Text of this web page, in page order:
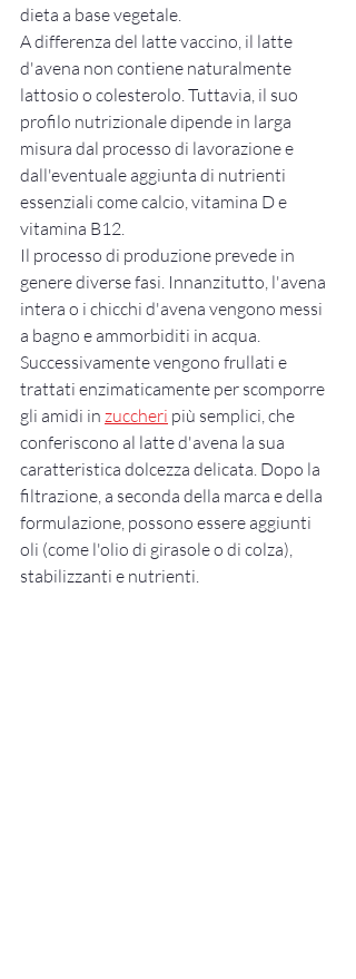
dieta a base vegetale.
A differenza del latte vaccino, il latte
d'avena non contiene naturalmente
lattosio o colesterolo. Tuttavia, il suo
profilo nutrizionale dipende in larga
misura dal processo di lavorazione e
dall'eventuale aggiunta di nutrienti
essenziali come calcio, vitamina D e
vitamina B12.
Il processo di produzione prevede in
genere diverse fasi. Innanzitutto, l'avena
intera o i chicchi d'avena vengono messi
a bagno e ammorbiditi in acqua.
Successivamente vengono frullati e
trattati enzimaticamente per scomporre
gli amidi in zuccheri più semplici, che
conferiscono al latte d'avena la sua
caratteristica dolcezza delicata. Dopo la
filtrazione, a seconda della marca e della
formulazione, possono essere aggiunti
oli (come l'olio di girasole o di colza),
stabilizzanti e nutrienti.